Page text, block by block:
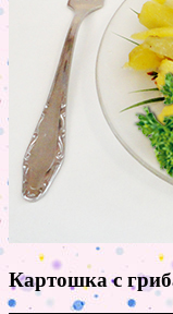
Картошка с